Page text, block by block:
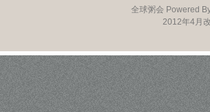
全球粥会 Powered
2012年4月